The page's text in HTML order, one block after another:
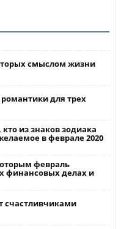
смыслом жизни
для трех
из знаков зодиака
в феврале 2020
февраль
финансовых делах и
счастливчиками